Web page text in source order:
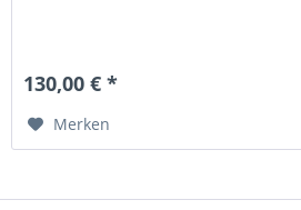
130,00 € *
Merken